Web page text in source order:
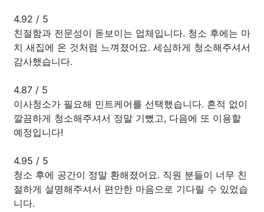
4.92 / 5
친절함과 전문성이 돋보이는 업체입니다. 청소 후에는 마
치 새집에 온 것처럼 느껴졌어요. 세심하게 청소해주셔서
감사했습니다.
4.87 / 5
이사청소가 필요해 민트케어를 선택했습니다. 흔적 없이
깔끔하게 청소해주셔서 정말 기뻤고, 다음에 또 이용할
예정입니다!
4.95 / 5
청소 후에 공간이 정말 환해졌어요. 직원 분들이 너무 친
절하게 설명해주셔서 편안한 마음으로 기다릴 수 있었습
니다.